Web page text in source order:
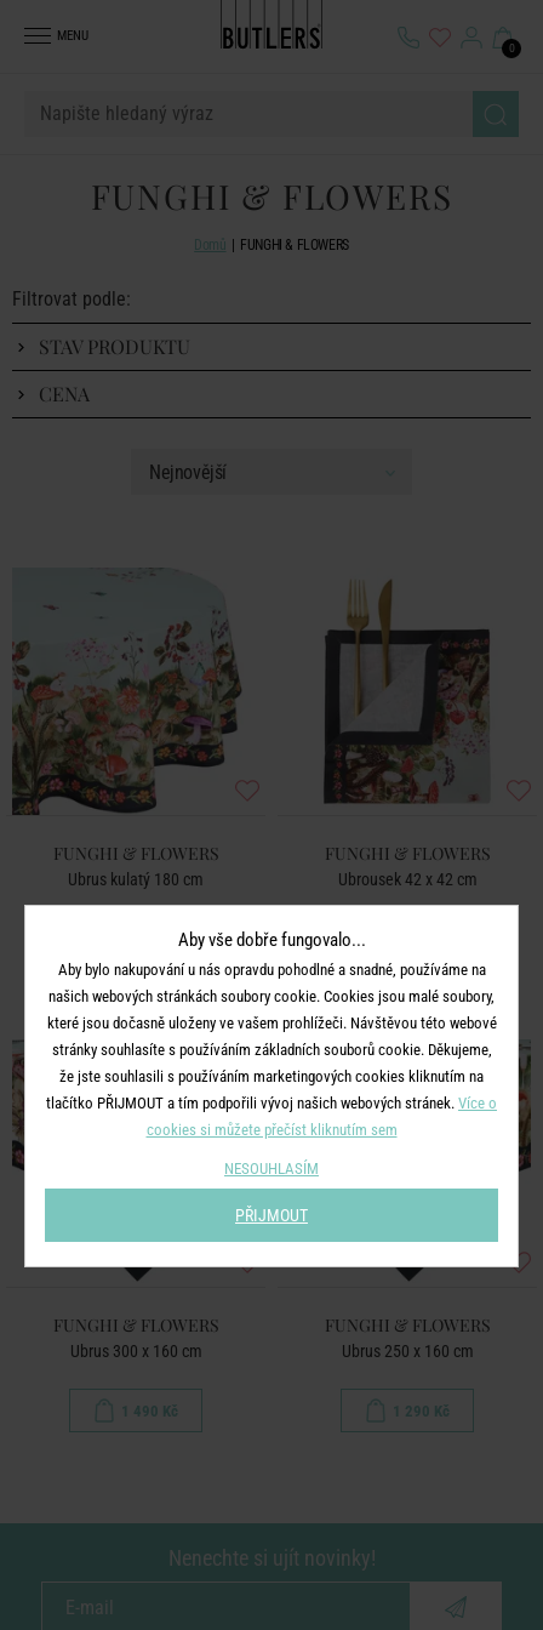
MENU
0
FUNGHI & FLOWERS
Domů FUNGHI & FLOWERS
Filtrovat podle:
STAV PRODUKTU
CENA
FUNGHI & FLOWERS
Ubrus kulatý 180 cm
FUNGHI & FLOWERS
Ubrousek 42 x 42 cm
FUNGHI & FLOWERS
Ubrus 300 x 160 cm
1 490 Kč
FUNGHI & FLOWERS
Ubrus 250 x 160 cm
1 290 Kč
Nenechte si ujít novinky!
Aby vše dobře fungovalo...
Aby bylo nakupování u nás opravdu pohodlné a snadné, používáme na
našich webových stránkách soubory cookie. Cookies jsou malé soubory,
které jsou dočasně uloženy ve vašem prohlížeči. Návštěvou této webové
stránky souhlasíte s používáním základních souborů cookie. Děkujeme,
že jste souhlasili s používáním marketingových cookies kliknutím na
tlačítko PŘIJMOUT a tím podpořili vývoj našich webových stránek. Více o
cookies si můžete přečíst kliknutím sem
NESOUHLASÍM
PŘIJMOUT